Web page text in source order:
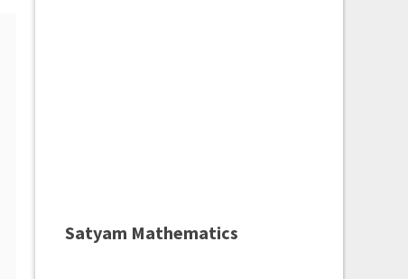
Satyam Mathematics